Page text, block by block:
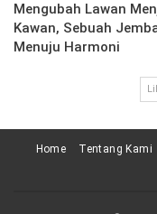
Mengubah Lawan
Kawan, Sebuah
Menuju Harmoni
Home Tentang Kami